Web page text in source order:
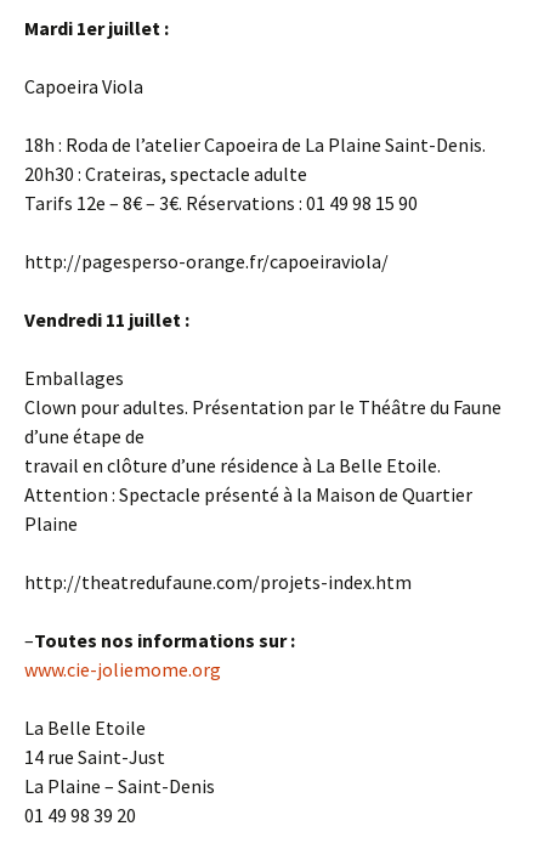
Mardi 1er juillet :
Capoeira Viola
18h : Roda de l’atelier Capoeira de La Plaine Saint-Denis.
20h30 : Crateiras, spectacle adulte
Tarifs 12e – 8€ – 3€. Réservations : 01 49 98 15 90
http://pagesperso-orange.fr/capoeiraviola/
Vendredi 11 juillet :
Emballages
Clown pour adultes. Présentation par le Théâtre du Faune
d’une étape de
travail en clôture d’une résidence à La Belle Etoile.
Attention : Spectacle présenté à la Maison de Quartier
Plaine
http://theatredufaune.com/projets-index.htm
–Toutes nos informations sur :
www.cie-joliemome.org
La Belle Etoile
14 rue Saint-Just
La Plaine – Saint-Denis
01 49 98 39 20